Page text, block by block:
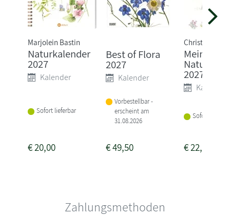
Marjolein Bastin
Naturkalender
2027
Kalender
Sofort lieferbar
€20,00
Best of Flora
2027
Kalender
Vorbestellbar -
erscheint am
31.08.2026
€49,50
Christopher
Mein
2027
Kalender
Sofort
€22,00
Zahlungsmethoden